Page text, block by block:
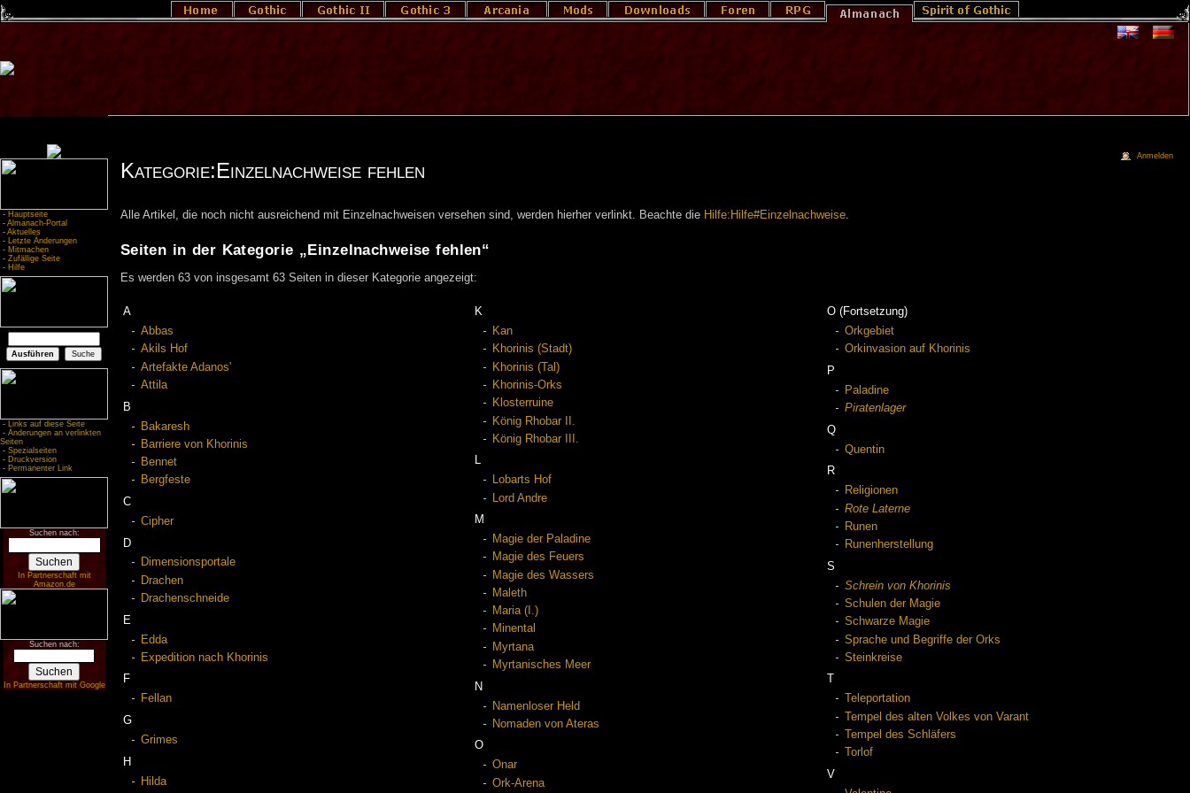
- Hauptseite
- Almanach-Portal
- Aktuelles
- Letzte Änderungen
- Mitmachen
- Zufällige Seite
- Hilfe
- Links auf diese Seite
- Änderungen an verlinkten
Seiten
- Spezialseiten
- Druckversion
- Permanenter Link
Suchen nach:
In Partnerschaft mit
Amazon.de
Suchen nach:
In Partnerschaft mit Google
Kategorie:Einzelnachweise fehlen
Alle Artikel, die noch nicht ausreichend mit Einzelnachweisen versehen sind, werden hierher verlinkt. Beachte die Hilfe:Hilfe#Einzelnachweise.
Seiten in der Kategorie „Einzelnachweise fehlen“
Es werden 63 von insgesamt 63 Seiten in dieser Kategorie angezeigt:
A
Abbas
Akils Hof
Artefakte Adanos'
Attila
B
Bakaresh
Barriere von Khorinis
Bennet
Bergfeste
C
Cipher
D
Dimensionsportale
Drachen
Drachenschneide
E
Edda
Expedition nach Khorinis
F
Fellan
G
Grimes
H
Hilda
K
Kan
Khorinis (Stadt)
Khorinis (Tal)
Khorinis-Orks
Klosterruine
König Rhobar II.
König Rhobar III.
L
Lobarts Hof
Lord Andre
M
Magie der Paladine
Magie des Feuers
Magie des Wassers
Maleth
Maria (I.)
Minental
Myrtana
Myrtanisches Meer
N
Namenloser Held
Nomaden von Ateras
O
Onar
Ork-Arena
O (Fortsetzung)
Orkgebiet
Orkinvasion auf Khorinis
P
Paladine
Piratenlager
Q
Quentin
R
Religionen
Rote Laterne
Runen
Runenherstellung
S
Schrein von Khorinis
Schulen der Magie
Schwarze Magie
Sprache und Begriffe der Orks
Steinkreise
Teleportation
Tempel des alten Volkes von Varant
Tempel des Schläfers
Torlof
V
Anmelden